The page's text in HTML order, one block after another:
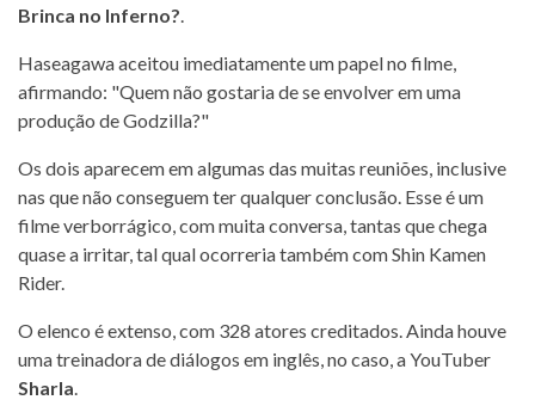
Brinca no Inferno?.
Haseagawa aceitou imediatamente um papel no filme,
afirmando: "Quem não gostaria de se envolver em uma
produção de Godzilla?"
Os dois aparecem em algumas das muitas reuniões, inclusive
nas que não conseguem ter qualquer conclusão. Esse é um
filme verborrágico, com muita conversa, tantas que chega
quase a irritar, tal qual ocorreria também com Shin Kamen
Rider.
O elenco é extenso, com 328 atores creditados. Ainda houve
uma treinadora de diálogos em inglês, no caso, a YouTuber
Sharla.